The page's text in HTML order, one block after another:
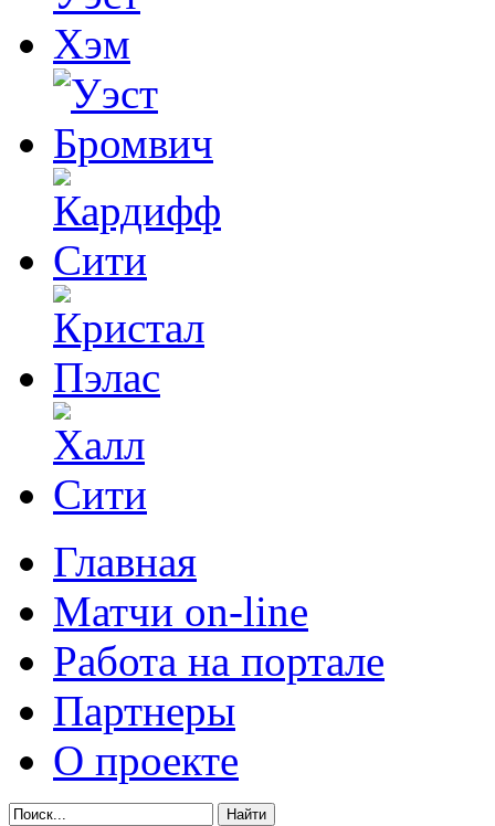
Главная
Матчи on-line
Работа на портале
Партнеры
О проекте